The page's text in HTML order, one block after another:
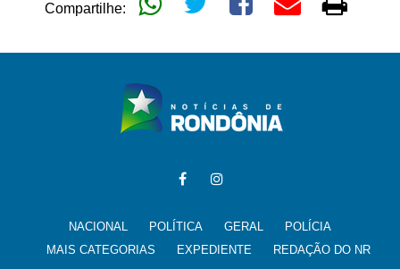
Compartilhe:
NACIONAL POLÍTICA GERAL
POLÍCIA
MAIS CATEGORIAS
EXPEDIENTE REDAÇÃO DO NR